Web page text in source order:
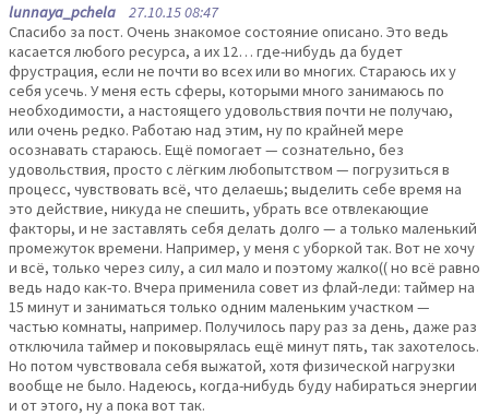
lunnaya_pchela 27.10.15 08:47
Спасибо за пост. Очень знакомое состояние описано. Это ведь
касается любого ресурса, а их 12… где-нибудь да будет
фрустрация, если не почти во всех или во многих. Стараюсь их у
себя усечь. У меня есть сферы, которыми много занимаюсь по
необходимости, а настоящего удовольствия почти не получаю,
или очень редко. Работаю над этим, ну по крайней мере
осознавать стараюсь. Ещё помогает — сознательно, без
удовольствия, просто с лёгким любопытством — погрузиться в
процесс, чувствовать всё, что делаешь; выделить себе время на
это действие, никуда не спешить, убрать все отвлекающие
факторы, и не заставлять себя делать долго — а только маленький
промежуток времени. Например, у меня с уборкой так. Вот не хочу
и всё, только через силу, а сил мало и поэтому жалко(( но всё равно
ведь надо как-то. Вчера применила совет из флай-леди: таймер на
15 минут и заниматься только одним маленьким участком —
частью комнаты, например. Получилось пару раз за день, даже раз
отключила таймер и поковырялась ещё минут пять, так захотелось.
Но потом чувствовала себя выжатой, хотя физической нагрузки
вообще не было. Надеюсь, когда-нибудь буду набираться энергии
и от этого, ну а пока вот так.